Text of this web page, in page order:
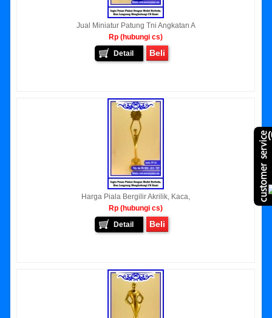
Jual Miniatur Patung Tni Angkatan A
Rp (hubungi cs)
Detail
Beli
Harga Piala Bergilir Akrilik, Kaca,
Rp (hubungi cs)
Detail
Beli